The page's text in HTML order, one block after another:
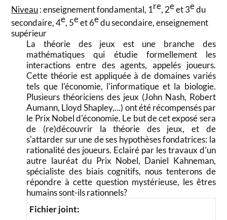
Niveau: enseignement fondamental, 1re, 2eet 3edu
secondaire, 4e, 5eet 6edu secondaire, enseignement
supérieur
La théorie des jeux est une branche des
mathématiques qui étudie formellement les
interactions entre des agents, appelés joueurs.
Cette théorie est appliquée à de domaines variés
tels que l'économie, l'informatique et la biologie.
Plusieurs théoriciens des jeux (John Nash, Robert
Aumann, Lloyd Shapley,...) ont été récompensés par
le Prix Nobel d'économie. Le but de cet exposé sera
de (re)découvrir la théorie des jeux, et de
s'attarder sur une de ses hypothèses fondatrices: la
rationalité des joueurs. Eclairé par les travaux d'un
autre lauréat du Prix Nobel, Daniel Kahneman,
spécialiste des biais cognitifs, nous tenterons de
répondre à cette question mystérieuse, les êtres
humains sont-ils rationnels?
Fichier joint: